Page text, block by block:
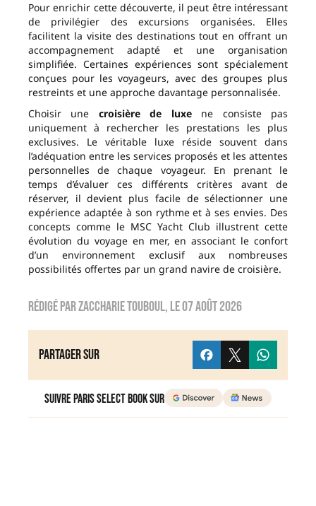
Pour enrichir cette découverte, il peut être intéressant
de privilégier des excursions organisées. Elles
facilitent la visite des destinations tout en offrant un
accompagnement adapté et une organisation
simplifiée. Certaines expériences sont spécialement
conçues pour les voyageurs, avec des groupes plus
restreints et une approche davantage personnalisée.
Choisir une croisière de luxene consiste pas
uniquement à rechercher les prestations les plus
exclusives. Le véritable luxe réside souvent dans
l’adéquation entre les services proposés et les attentes
personnelles de chaque voyageur. En prenant le
temps d’évaluer ces différents critères avant de
réserver, il devient plus facile de sélectionner une
expérience adaptée à son rythme et à ses envies. Des
concepts comme le MSC Yacht Club illustrent cette
évolution du voyage en mer, en associant le confort
d’un environnement exclusif aux nombreuses
possibilités offertes par un grand navire de croisière.
Rédigé parzaccharie touboul, le07 août 2026
Partager sur
Suivre Paris Select Book sur